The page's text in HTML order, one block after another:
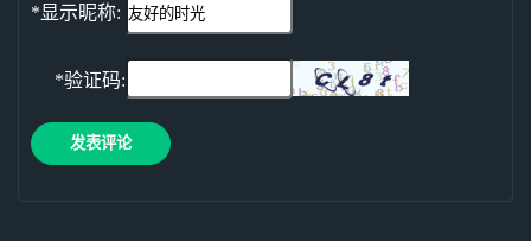
*显示昵称:
*验证码:
发表评论